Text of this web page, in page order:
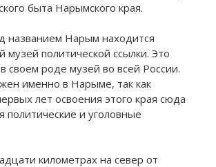
быта Нарымского края.
названием Нарым находится
политической ссылки. Это
своем роде музей во всей России.
именно в Нарыме, так как
лет освоения этого края сюда
политические и уголовные
километрах на север от